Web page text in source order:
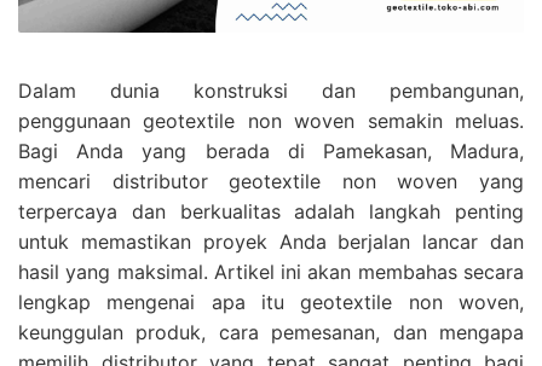
Dalam dunia konstruksi dan pembangunan,
penggunaan geotextile non woven semakin meluas.
Bagi Anda yang berada di Pamekasan, Madura,
mencari distributor geotextile non woven yang
terpercaya dan berkualitas adalah langkah penting
untuk memastikan proyek Anda berjalan lancar dan
hasil yang maksimal. Artikel ini akan membahas secara
lengkap mengenai apa itu geotextile non woven,
keunggulan produk, cara pemesanan, dan mengapa